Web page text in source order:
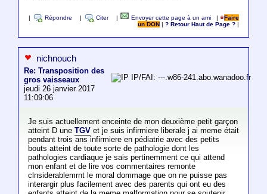
Répondre Citer Envoyer cette page à un ami |
Faire
un DON
|? Retour Haut de Page ?
nichnouch
Re: Transposition des
gros vaisseaux
jeudi 26 janvier 2017
11:09:06
IP/FAI: ---.w86-241.abo.wanadoo.fr
Je suis actuellement enceinte de mon deuxième petit garçon
atteint D une TGVet je suis infirmiere liberale j ai meme était
pendant trois ans infirmiere en pédiatrie avec des petits
bouts atteint de toute sorte de pathologie dont les
pathologies cardiaque je sais pertinemment ce qui attend
mon enfant et de lire vos commentaires remonte
clnsiderablemrnt le moral dommage que on ne puisse pas
interargir plus facilement avec des parents qui ont eu des